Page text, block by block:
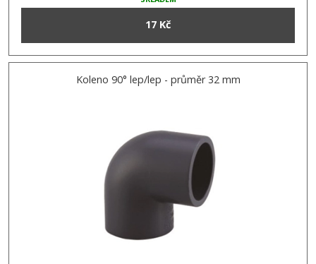
17 Kč
Koleno 90° lep/lep - průměr 32 mm